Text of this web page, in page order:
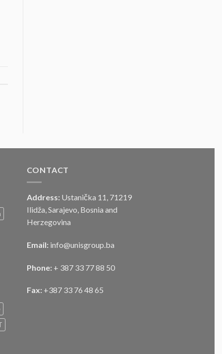
CONTACT
Address: Ustanička 11, 71219
Ilidža, Sarajevo, Bosnia and
Herzegovina
Email: info@unisgroup.ba
Phone: + 387 33 77 88 50
Fax: +387 33 76 48 65